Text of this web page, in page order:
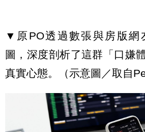
▼原PO透過數張與房版網
圖，深度剖析了這群「口嫌
真實心態。（示意圖／取自